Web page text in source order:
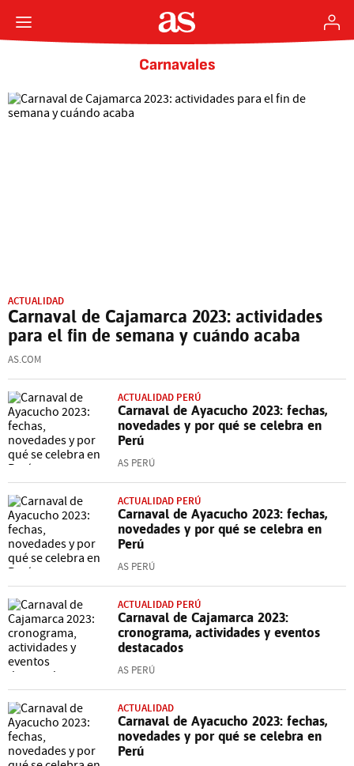
Carnavales
ACTUALIDAD
Carnaval de Cajamarca 2023: actividades
para el fin de semana y cuándo acaba
AS.COM
ACTUALIDAD PERÚ
Carnaval de Ayacucho 2023: fechas,
novedades y por qué se celebra en
Perú
AS PERÚ
ACTUALIDAD PERÚ
Carnaval de Ayacucho 2023: fechas,
novedades y por qué se celebra en
Perú
AS PERÚ
ACTUALIDAD PERÚ
Carnaval de Cajamarca 2023:
cronograma, actividades y eventos
destacados
AS PERÚ
ACTUALIDAD
Carnaval de Ayacucho 2023: fechas,
novedades y por qué se celebra en
Perú